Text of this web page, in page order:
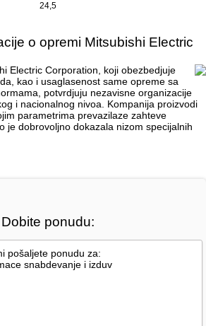
24,5
o opremi Mitsubishi Electric
Electric Corporation, koji obezbedjuje
kao i usaglasenost same opreme sa
potvrdjuju nezavisne organizacije
i nacionalnog nivoa. Kompanija proizvodi
parametrima prevazilaze zahteve
je dobrovoljno dokazala nizom specijalnih
Dobite ponudu: